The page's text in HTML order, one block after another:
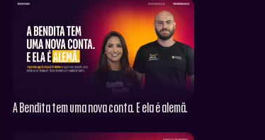
A Bendita tem uma nova conta. E ela é alemã.